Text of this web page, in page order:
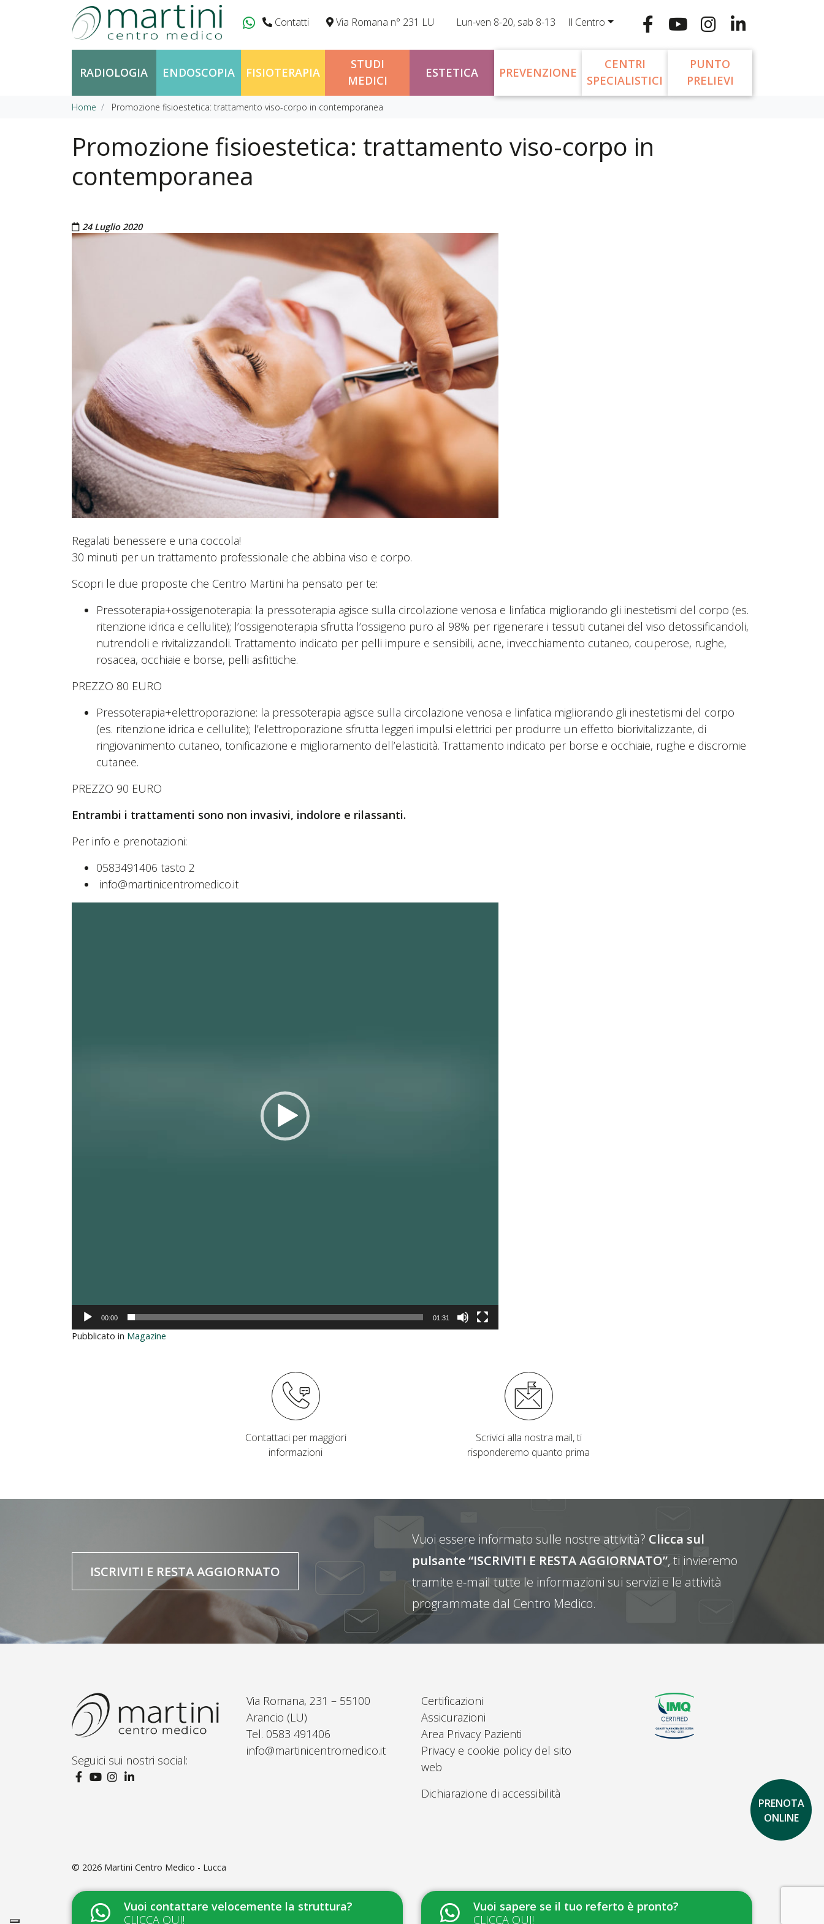
Vai al contenuto
Contatti Via Romana n° 231 LU Lun-ven 8-20, sab 8-13 Il Centro
RADIOLOGIA ENDOSCOPIA FISIOTERAPIA
STUDI
MEDICI
ESTETICA PREVENZIONE
CENTRI
SPECIALISTICI
PUNTO
PRELIEVI
Home Promozione fisioestetica: trattamento viso-corpo in contemporanea
Promozione fisioestetica: trattamento viso-corpo in
contemporanea
Pubblicato il
24 Luglio 2020
Regalati benessere e una coccola!
30 minuti per un trattamento professionale che abbina viso e corpo.
Scopri le due proposte che Centro Martini ha pensato per te:
Pressoterapia+ossigenoterapia: la pressoterapia agisce sulla circolazione venosa e linfatica migliorando gli inestetismi del corpo (es.
ritenzione idrica e cellulite); l’ossigenoterapia sfrutta l’ossigeno puro al 98% per rigenerare i tessuti cutanei del viso detossificandoli,
nutrendoli e rivitalizzandoli. Trattamento indicato per pelli impure e sensibili, acne, invecchiamento cutaneo, couperose, rughe,
rosacea, occhiaie e borse, pelli asfittiche.
PREZZO 80 EURO
Pressoterapia+elettroporazione: la pressoterapia agisce sulla circolazione venosa e linfatica migliorando gli inestetismi del corpo
(es. ritenzione idrica e cellulite); l’elettroporazione sfrutta leggeri impulsi elettrici per produrre un effetto biorivitalizzante, di
ringiovanimento cutaneo, tonificazione e miglioramento dell’elasticità. Trattamento indicato per borse e occhiaie, rughe e discromie
cutanee.
PREZZO 90 EURO
Entrambi i trattamenti sono non invasivi, indolore e rilassanti.
Per info e prenotazioni:
0583491406 tasto 2
info@martinicentromedico.it
00:00 01:31
Pubblicato in Magazine
Contattaci per maggiori
informazioni
Scrivici alla nostra mail, ti
risponderemo quanto prima
ISCRIVITI E RESTA AGGIORNATO
Vuoi essere informato sulle nostre attività? Clicca sul
pulsante “ISCRIVITI E RESTA AGGIORNATO”, ti invieremo
tramite e-mail tutte le informazioni sui servizi e le attività
programmate dal Centro Medico.
Seguici sui nostri social:
Via Romana, 231 – 55100
Arancio (LU)
Tel. 0583 491406
info@martinicentromedico.it
Certificazioni
Assicurazioni
Area Privacy Pazienti
Privacy e cookie policy del sito
web
Dichiarazione di accessibilità
© 2026 Martini Centro Medico - Lucca
PRENOTA
ONLINE
Vuoi contattare velocemente la struttura?
CLICCA QUI!
Vuoi sapere se il tuo referto è pronto?
CLICCA QUI!